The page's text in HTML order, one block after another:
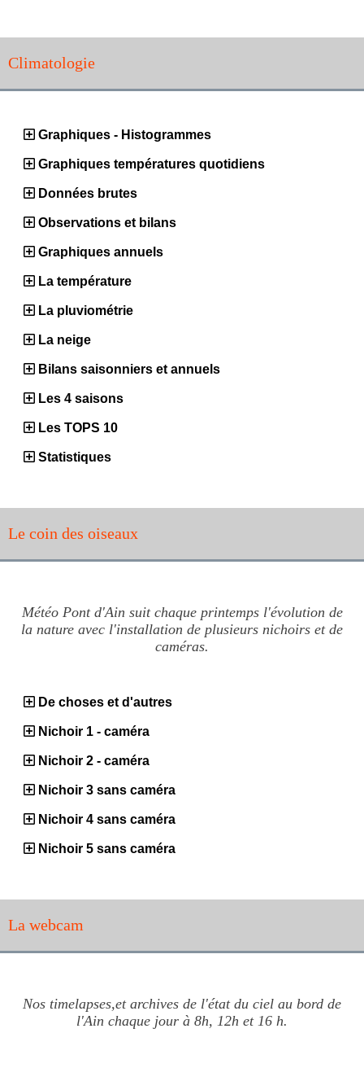
Climatologie
Graphiques - Histogrammes
Graphiques températures quotidiens
Données brutes
Observations et bilans
Graphiques annuels
La température
La pluviométrie
La neige
Bilans saisonniers et annuels
Les 4 saisons
Les TOPS 10
Statistiques
Le coin des oiseaux
Météo Pont d'Ain suit chaque printemps l'évolution de
la nature avec l'installation de plusieurs nichoirs et de
caméras.
De choses et d'autres
Nichoir 1 - caméra
Nichoir 2 - caméra
Nichoir 3 sans caméra
Nichoir 4 sans caméra
Nichoir 5 sans caméra
La webcam
Nos timelapses,et archives de l'état du ciel au bord de
l'Ain chaque jour à 8h, 12h et 16 h.